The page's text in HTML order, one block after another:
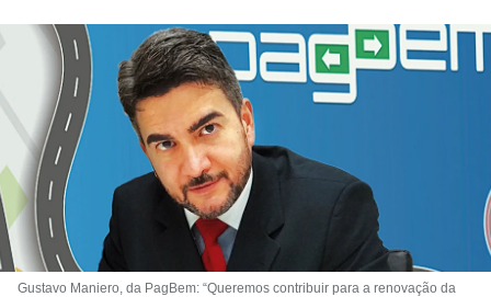
Gustavo Maniero, da PagBem: “Queremos contribuir para a renovação da